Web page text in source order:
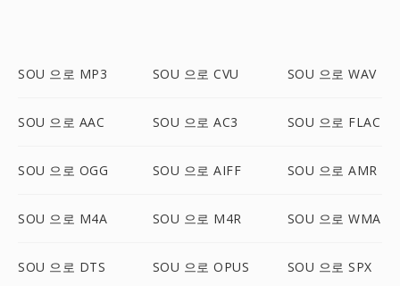
SOU 으로 MP3 SOU 으로 CVU SOU 으로 WAV
SOU 으로 AAC SOU 으로 AC3 SOU 으로 FLAC
SOU 으로 OGG SOU 으로 AIFF SOU 으로 AMR
SOU 으로 M4A SOU 으로 M4R SOU 으로 WMA
SOU 으로 DTS SOU 으로 OPUS SOU 으로 SPX